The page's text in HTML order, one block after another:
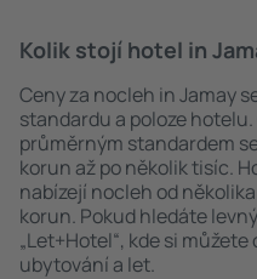
Kolik stojí hotel in
Ceny za nocleh in Jamay
standardu a poloze
průměrným standardem
korun až po několik tisíc.
nabízejí nocleh od
korun. Pokud hledáte
„Let+Hotel“, kde si
ubytování a let.